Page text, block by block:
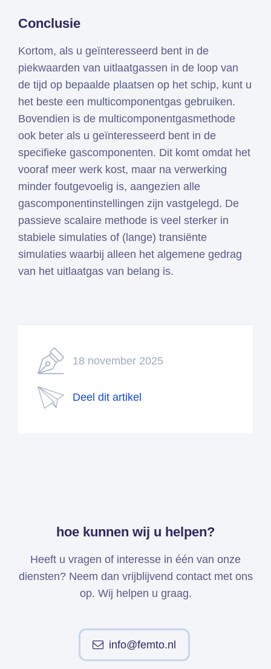
Conclusie
Kortom, als u geïnteresseerd bent in de
piekwaarden van uitlaatgassen in de loop van
de tijd op bepaalde plaatsen op het schip, kunt u
het beste een multicomponentgas gebruiken.
Bovendien is de multicomponentgasmethode
ook beter als u geïnteresseerd bent in de
specifieke gascomponenten. Dit komt omdat het
vooraf meer werk kost, maar na verwerking
minder foutgevoelig is, aangezien alle
gascomponentinstellingen zijn vastgelegd. De
passieve scalaire methode is veel sterker in
stabiele simulaties of (lange) transiënte
simulaties waarbij alleen het algemene gedrag
van het uitlaatgas van belang is.
18 november 2025
Deel dit artikel
hoe kunnen wij u helpen?
Heeft u vragen of interesse in één van onze
diensten? Neem dan vrijblijvend contact met ons
op. Wij helpen u graag.
info@femto.nl